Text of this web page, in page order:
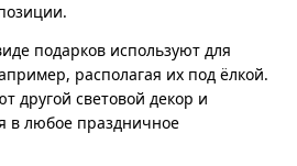
подарков используют для
располагая их под ёлкой.
другой световой декор и
в любое праздничное